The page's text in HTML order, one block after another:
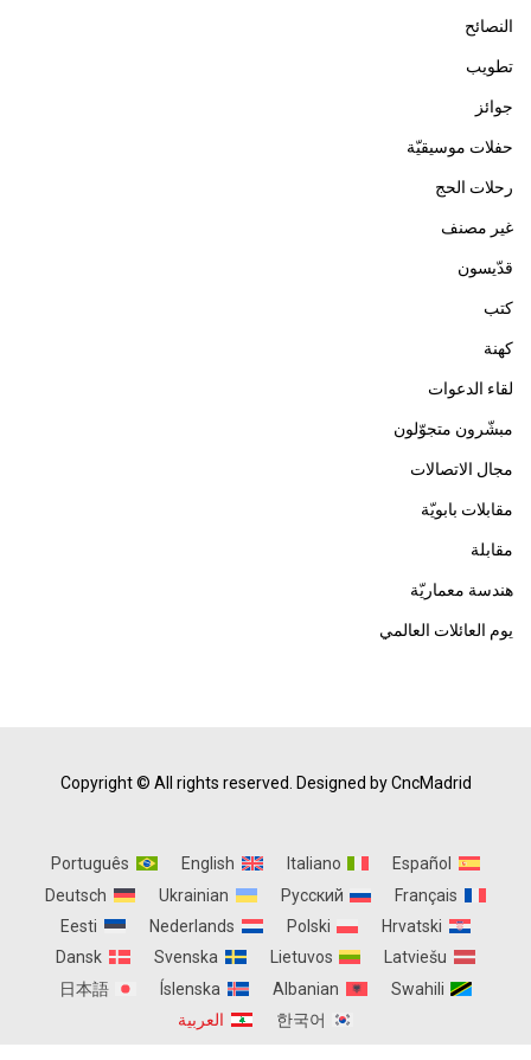
النصائح
تطويب
جوائز
حفلات موسيقيّة
رحلات الحج
غير مصنف
قدّيسون
كتب
كهنة
لقاء الدعوات
مبشّرون متجوّلون
مجال الاتصالات
مقابلات بابويّة
مقابلة
هندسة معماريّة
يوم العائلات العالمي
Copyright © All rights reserved. Designed by CncMadrid
Español
Italiano
English
Português
Français
Русский
Ukrainian
Deutsch
Hrvatski
Polski
Nederlands
Eesti
Latviešu
Lietuvos
Svenska
Dansk
Swahili
Albanian
Íslenska
日本語
한국어
العربية